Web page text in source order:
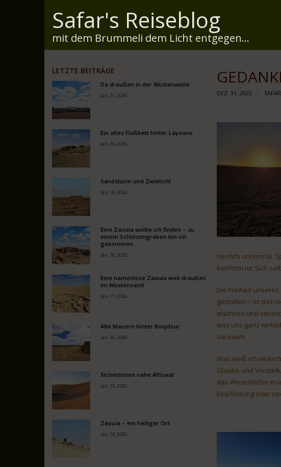
Safar's Reiseblog
mit dem Brummeli dem Licht entgegen...
DEZ. 31, 2023 SAFAR
herrlich unnormal.
konform ist. Sich
Die Freiheit
gestalten – ist das
wachsen und
was uns ganz
sie kaum.
Was weiß ich
Glaube und
das Wesentliche in
Empfindung oder
LETZTE BEITRÄGE
Da draußen in der Wüstenweite
Jan. 21, 2026
Ein altes Flußbett hinter Layoune
Jan. 20, 2026
Sandsturm und Zwielicht
Jan. 19, 2026
Eine Zaouia wollte ich finden – zu
einem Schützengraben bin ich
gekommen
Jan. 18, 2026
Eine namenlose Zaouia weit draußen
im Wüstensand
Jan. 17, 2026
Alte Mauern hinter Boujdour
Jan. 16, 2026
Sicheldünen nahe Aftisaat
Jan. 15, 2026
Zaouia – ein heiliger Ort
Jan. 14, 2026